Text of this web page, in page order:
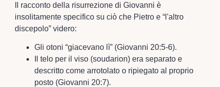
Il racconto della risurrezione di Giovanni è
insolitamente specifico su ciò che Pietro e “l'altro
discepolo” videro:
Gli otoni “giacevano lì” (Giovanni 20:5-6).
Il telo per il viso (soudarion) era separato e
descritto come arrotolato o ripiegato al proprio
posto (Giovanni 20:7).